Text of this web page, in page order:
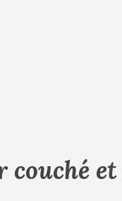
couché